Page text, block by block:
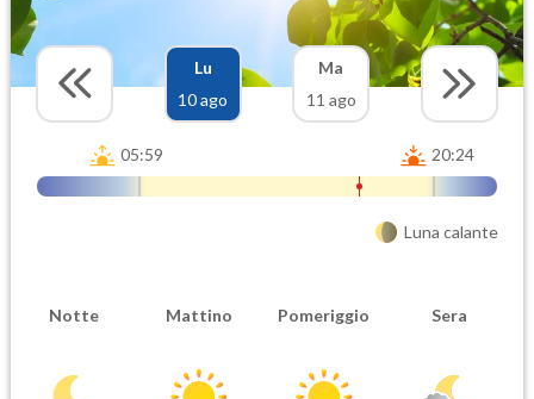
Lu
10 ago
Ma
11 ago
05:59 20:24
Luna calante
Notte Mattino Pomeriggio Sera